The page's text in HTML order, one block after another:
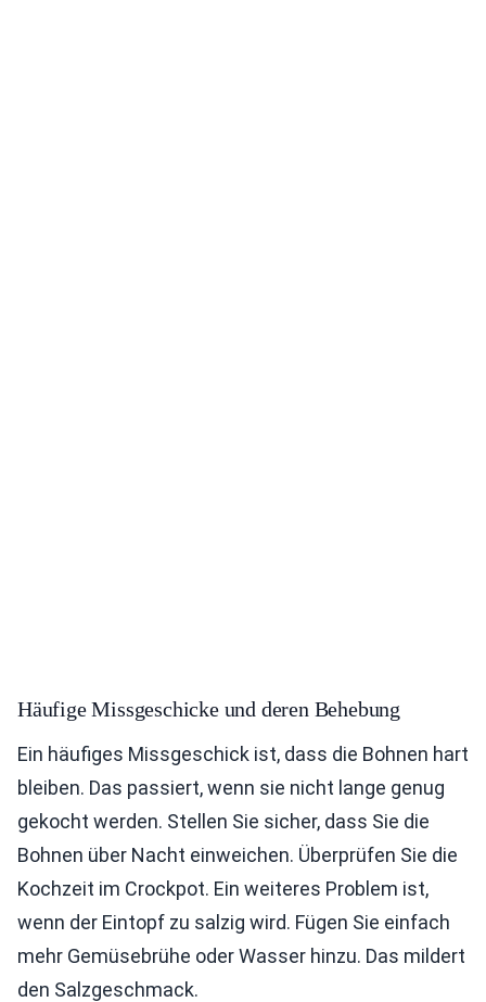
Häufige Missgeschicke und deren Behebung
Ein häufiges Missgeschick ist, dass die Bohnen hart
bleiben. Das passiert, wenn sie nicht lange genug
gekocht werden. Stellen Sie sicher, dass Sie die
Bohnen über Nacht einweichen. Überprüfen Sie die
Kochzeit im Crockpot. Ein weiteres Problem ist,
wenn der Eintopf zu salzig wird. Fügen Sie einfach
mehr Gemüsebrühe oder Wasser hinzu. Das mildert
den Salzgeschmack.